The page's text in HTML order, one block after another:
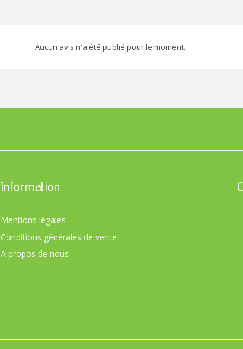
Aucun avis n'a été publié pour le moment.
Information
Mentions légales
Conditions générales de vente
A propos de nous